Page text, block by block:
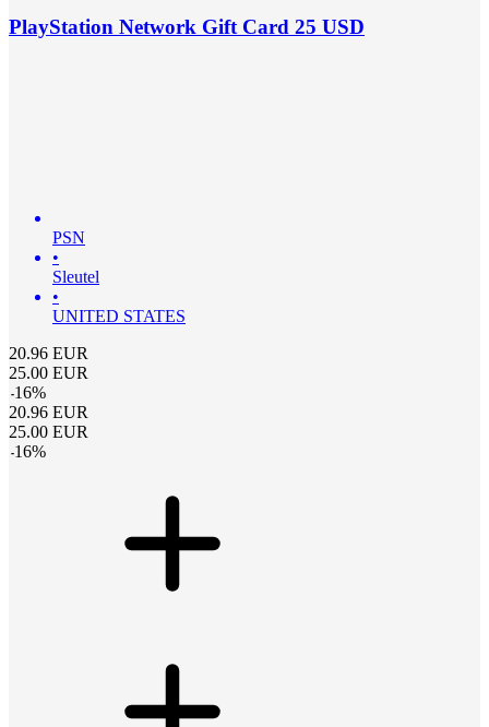
PlayStation Network Gift Card 25 USD
PSN
•
Sleutel
•
UNITED STATES
20.96 EUR
25.00 EUR
-16%
20.96 EUR
25.00 EUR
-16%